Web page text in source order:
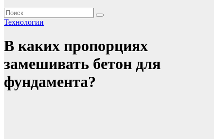
Технологии
В каких пропорциях
замешивать бетон для
фундамента?